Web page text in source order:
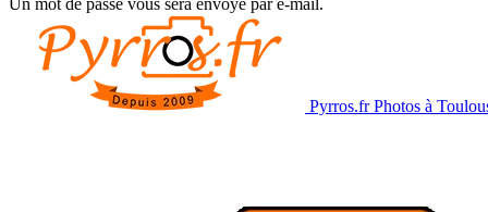
Un mot de passe vous sera envoyé par e-mail.
Pyrros.fr Photos à